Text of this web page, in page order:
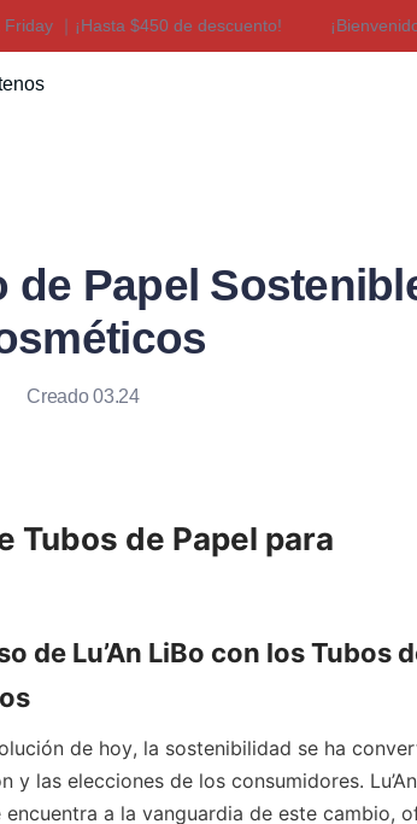
｜¡Hasta $450 de descuento!
¡Bienvenido
¡Bienvenido a nuestra tienda! Oferta
de Papel
Creado 03.24
Tubos de Papel para
de Lu’An LiBo con los Tubos
de hoy, la sostenibilidad se ha
las elecciones de los consumidores.
a la vanguardia de este cambio,